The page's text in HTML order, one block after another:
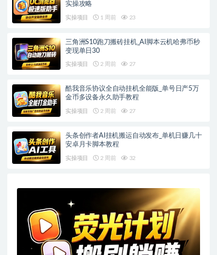
实操攻略
实操项目 1 周前 23
三角洲S10跑刀搬砖挂机_AI脚本云机哈弗币秒
变现单日30
实操项目 2 周前 27
酷我音乐协议全自动挂机全能版_单号日产5万
金币多设备永久助手教程
实操项目 2 周前 27
头条创作者AI挂机搬运自动发布_单机日赚几十
安卓月卡脚本教程
实操项目 2 周前 32